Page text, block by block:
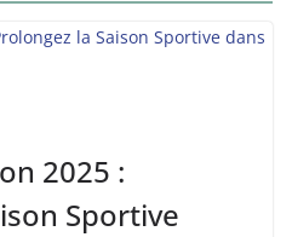
2025 :
Sportive